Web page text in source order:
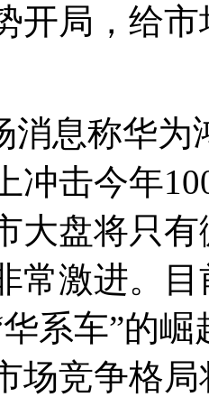
开局，给市
消息称华为
冲击今年
大盘将只
常激进。
系车”的
场竞争格